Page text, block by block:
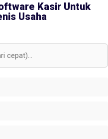
Kasir Untuk
Usaha